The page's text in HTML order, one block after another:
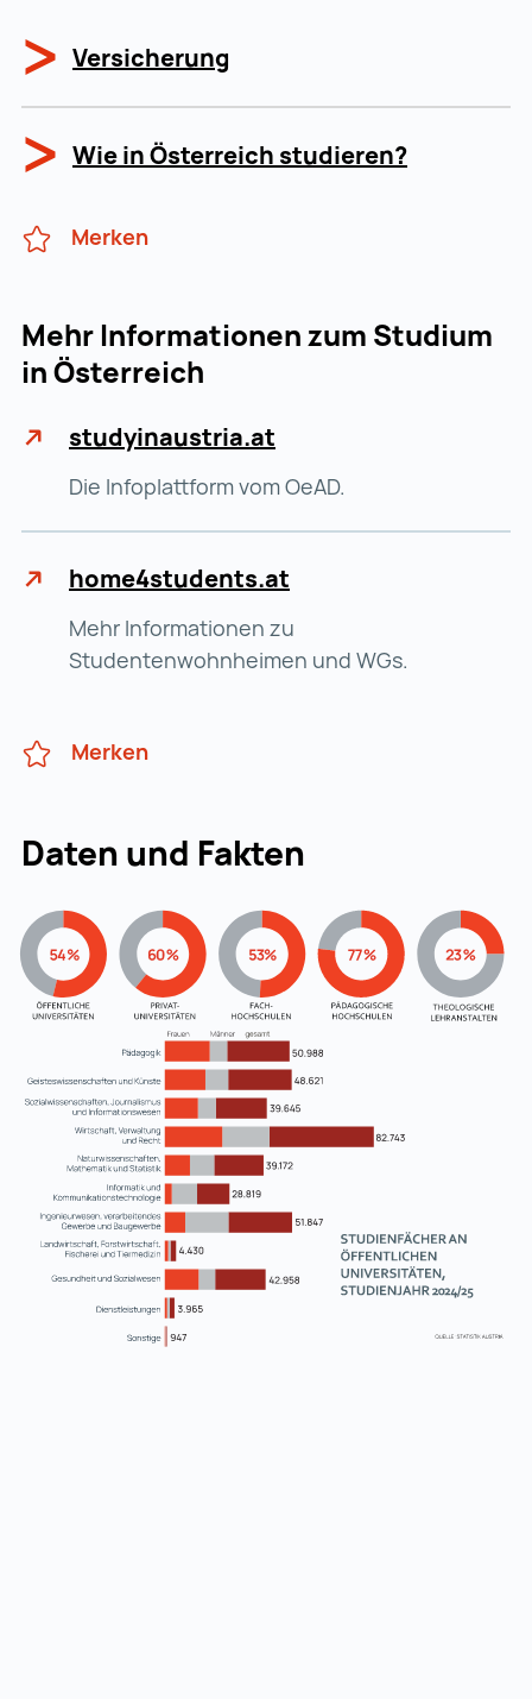
Versicherung
Wie in Österreich studieren?
Merken
Mehr Informationen zum Studium
in Österreich
studyinaustria.at
Die Infoplattform vom OeAD.
home4students.at
Mehr Informationen zu
Studentenwohnheimen und WGs.
Merken
Daten und Fakten